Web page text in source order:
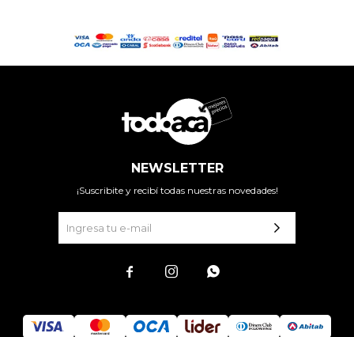
NEWSLETTER
¡Suscribite y recibí todas nuestras novedades!
  